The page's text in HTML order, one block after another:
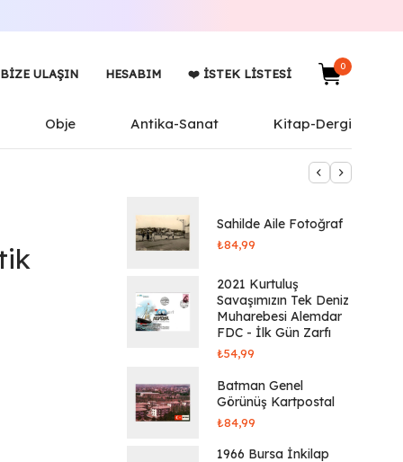
BIZE ULAŞIN HESABIM ❤️ İSTEK LISTESI
0
Obje Antika-Sanat Kitap-Dergi
Sahilde Aile Fotoğraf
₺84,99
2021 Kurtuluş
Savaşımızın Tek Deniz
Muharebesi Alemdar
FDC - İlk Gün Zarfı
₺54,99
Batman Genel
Görünüş Kartpostal
₺84,99
1966 Bursa İnkilap